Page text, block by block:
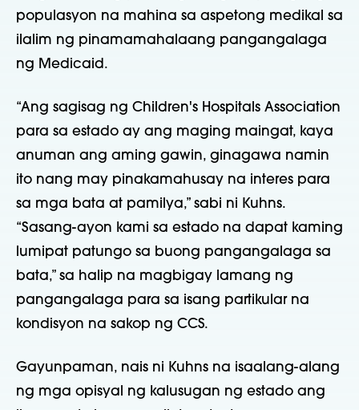
populasyon na mahina sa aspetong medikal sa
ilalim ng pinamamahalaang pangangalaga
ng Medicaid.
“Ang sagisag ng Children's Hospitals Association
para sa estado ay ang maging maingat, kaya
anuman ang aming gawin, ginagawa namin
ito nang may pinakamahusay na interes para
sa mga bata at pamilya,” sabi ni Kuhns.
“Sasang-ayon kami sa estado na dapat kaming
lumipat patungo sa buong pangangalaga sa
bata,” sa halip na magbigay lamang ng
pangangalaga para sa isang partikular na
kondisyon na sakop ng CCS.
Gayunpaman, nais ni Kuhns na isaalang-alang
ng mga opisyal ng kalusugan ng estado ang